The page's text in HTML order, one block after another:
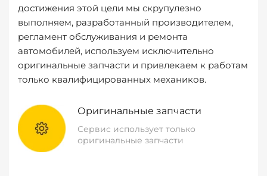
достижения этой цели мы скрупулезно
выполняем, разработанный производителем,
регламент обслуживания и ремонта
автомобилей, используем исключительно
оригинальные запчасти и привлекаем к работам
только квалифицированных механиков.
Оригинальные запчасти
Сервис использует только
оригинальные запчасти